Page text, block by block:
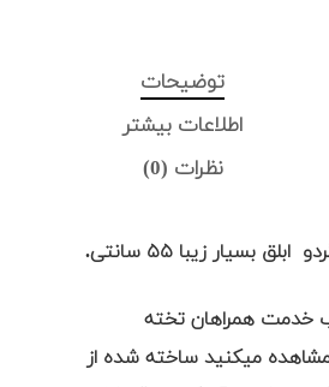
توضیحات
اطلاعات بیشتر
نظرات (0)
بسیار زیبا ۵۵ سانتی.
خدمت همراهان تخته
میکنید ساخته شده از